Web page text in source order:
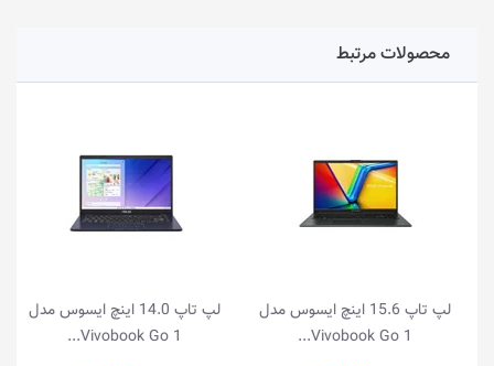
محصولات مرتبط
لپ تاپ 15.6 اینچ ایسوس مدل
Vivobook Go 1...
لپ تاپ 14.0 اینچ ایسوس مدل
Vivobook Go 1...